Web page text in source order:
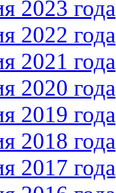
2023 года
2022 года
2021 года
2020 года
2019 года
2018 года
2017 года